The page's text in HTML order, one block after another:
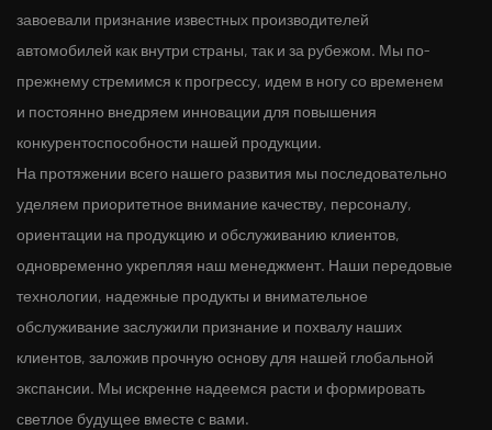
завоевали признание известных производителей
автомобилей как внутри страны, так и за рубежом. Мы по-
прежнему стремимся к прогрессу, идем в ногу со временем
и постоянно внедряем инновации для повышения
конкурентоспособности нашей продукции.
На протяжении всего нашего развития мы последовательно
уделяем приоритетное внимание качеству, персоналу,
ориентации на продукцию и обслуживанию клиентов,
одновременно укрепляя наш менеджмент. Наши передовые
технологии, надежные продукты и внимательное
обслуживание заслужили признание и похвалу наших
клиентов, заложив прочную основу для нашей глобальной
экспансии. Мы искренне надеемся расти и формировать
светлое будущее вместе с вами.